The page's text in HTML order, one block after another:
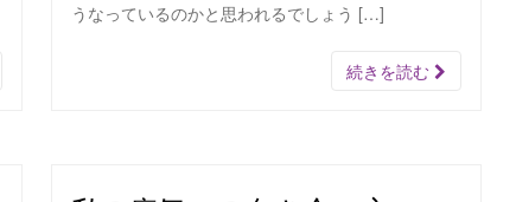
うなっているのかと思われるでしょう […]
続きを読む